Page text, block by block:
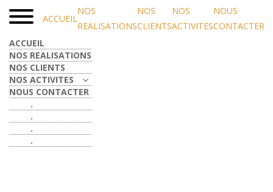
ACCUEIL
NOS
REALISATIONS
NOS
CLIENTS
NOS
ACTIVITES
NOUS
CONTACTER
ACCUEIL
NOS REALISATIONS
NOS CLIENTS
NOS ACTIVITES
NOUS CONTACTER
.
.
.
.